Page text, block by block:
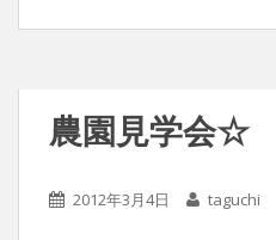
農園見学会☆
2012年3月4日 taguchi